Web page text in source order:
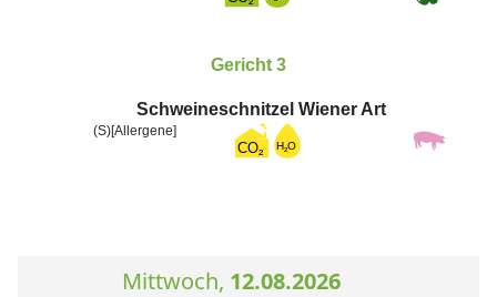
Gericht 3
Schweineschnitzel Wiener Art
(S)[Allergene]
Mittwoch, 12.08.2026